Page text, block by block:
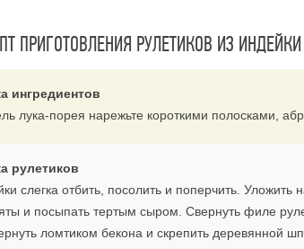
ПРИГОТОВЛЕНИЯ РУЛЕТИКОВ ИЗ ИНДЕЙКИ
ингредиентов
лука-порея нарежьте короткими полосками,
рулетиков
слегка отбить, посолить и поперчить.
и посыпать тертым сыром. Свернуть филе
ломтиком бекона и скрепить деревянной